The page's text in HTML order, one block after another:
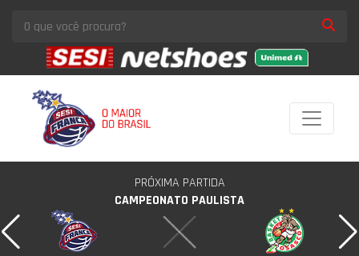
PRÓXIMA PARTIDA
CAMPEONATO PAULISTA